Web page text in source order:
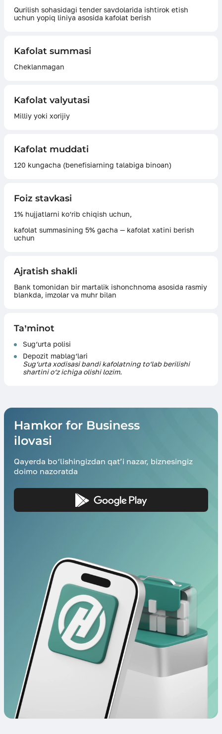
Qurilish sohasidagi tender savdolarida ishtirok etish
uchun yopiq liniya asosida kafolat berish
Kafolat summasi
Cheklanmagan
Kafolat valyutasi
Milliy yoki xorijiy
Kafolat muddati
120 kungacha (benefisiarning talabiga binoan)
Foiz stavkasi
1% hujjatlarni ko‘rib chiqish uchun,
kafolat summasining 5% gacha — kafolat xatini berish
uchun
Ajratish shakli
Bank tomonidan bir martalik ishonchnoma asosida rasmiy
blankda, imzolar va muhr bilan
Ta’minot
Sug‘urta polisi
Depozit mablag‘lari
Sug‘urta xodisasi bandi kafolatning to‘lab berilishi
shartini o‘z ichiga olishi lozim.
Hamkor for Business
ilovasi
Qayerda bo‘lishingizdan qat’i nazar, biznesingiz
doimo nazoratda